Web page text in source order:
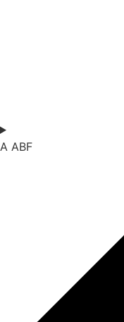
A ABF